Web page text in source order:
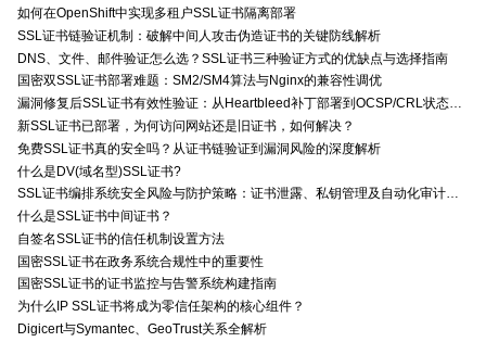
如何在OpenShift中实现多租户SSL证书隔离部署
SSL证书链验证机制：破解中间人攻击伪造证书的关键防线解析
DNS、文件、邮件验证怎么选？SSL证书三种验证方式的优缺点与选择指南
国密双SSL证书部署难题：SM2/SM4算法与Nginx的兼容性调优
漏洞修复后SSL证书有效性验证：从Heartbleed补丁部署到OCSP/CRL状态检查的全链路确认方法
新SSL证书已部署，为何访问网站还是旧证书，如何解决？
免费SSL证书真的安全吗？从证书链验证到漏洞风险的深度解析
什么是DV(域名型)SSL证书?
SSL证书编排系统安全风险与防护策略：证书泄露、私钥管理及自动化审计技术要点
什么是SSL证书中间证书？
自签名SSL证书的信任机制设置方法
国密SSL证书在政务系统合规性中的重要性
国密SSL证书的证书监控与告警系统构建指南
为什么IP SSL证书将成为零信任架构的核心组件？
Digicert与Symantec、GeoTrust关系全解析